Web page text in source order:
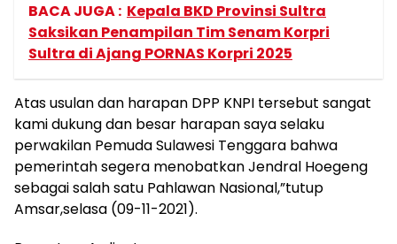
BACA JUGA : Kepala BKD Provinsi Sultra
Saksikan Penampilan Tim Senam Korpri
Sultra di Ajang PORNAS Korpri 2025
Atas usulan dan harapan DPP KNPI tersebut sangat
kami dukung dan besar harapan saya selaku
perwakilan Pemuda Sulawesi Tenggara bahwa
pemerintah segera menobatkan Jendral Hoegeng
sebagai salah satu Pahlawan Nasional,”tutup
Amsar,selasa (09-11-2021).